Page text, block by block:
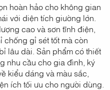
hoàn hảo cho không gian
với diện tích giường lớn.
cao và sơn tĩnh điện,
chống gỉ sét tốt mà còn
lâu dài. Sản phẩm có thiết
nhu cầu cho gia đình, ký
kiểu dáng và màu sắc,
ích tối ưu cho người dùng.